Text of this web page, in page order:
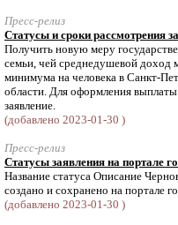
Пресс-релиз
Статусы и сроки рассмотрения
Получить новую меру
семьи, чей среднедушевой доход
минимума на человека в Санкт-
области. Для оформления
заявление.
(добавлено 2023-01-30 )
Пресс-релиз
Статусы заявления на портале
Название статуса Описание
создано и сохранено на портале
(добавлено 2023-01-30 )